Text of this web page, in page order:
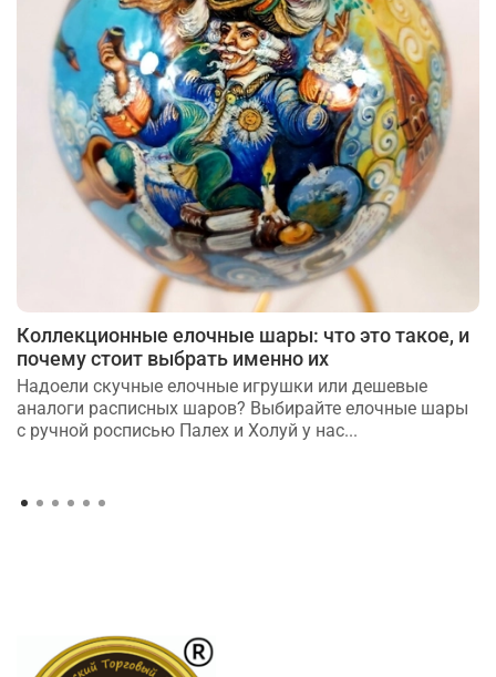
Коллекционные елочные шары: что это такое, и
почему стоит выбрать именно их
Надоели скучные елочные игрушки или дешевые
аналоги расписных шаров? Выбирайте елочные шары
с ручной росписью Палех и Холуй у нас...